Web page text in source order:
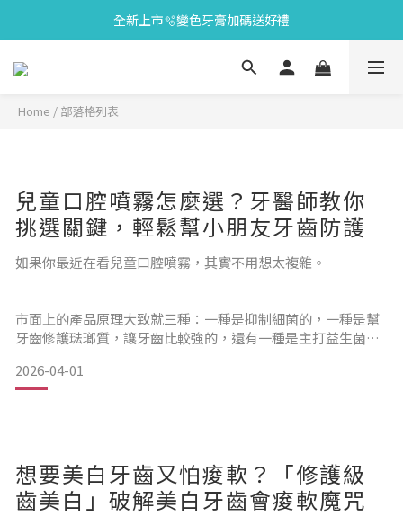
會員限定🎁點數兌換好禮
全新上市🫧變色牙膏加碼送好禮
會員限定🎁點數兌換好禮
Home / 部落格列表
兒童口腔噴霧怎麼選？牙醫師教你
挑選關鍵，輕鬆幫小朋友牙齒防護
如果你最近在看兒童口腔噴霧，其實不用想太複雜。
市面上的產品原理大致就三種：一種是抑制細菌的，一種是幫
牙齒修護琺瑯質，讓牙齒比較強的，還有一種是主打益生菌在
抑菌型；如果你比較在意牙齒結構健康、或正在寶寶長牙階
段，兒童牙醫專科王靖玫醫師更建議: 選同時有抑制細菌和護齒
不過還是要先講清楚，口腔噴霧用得再好，平常基本的物理性
清潔不能少。為什麼現在越來越多家長在用
2026-04-01
想要美白牙齒又怕痠軟？「修護級
齒美白」破解美白牙齒會痠軟魔咒